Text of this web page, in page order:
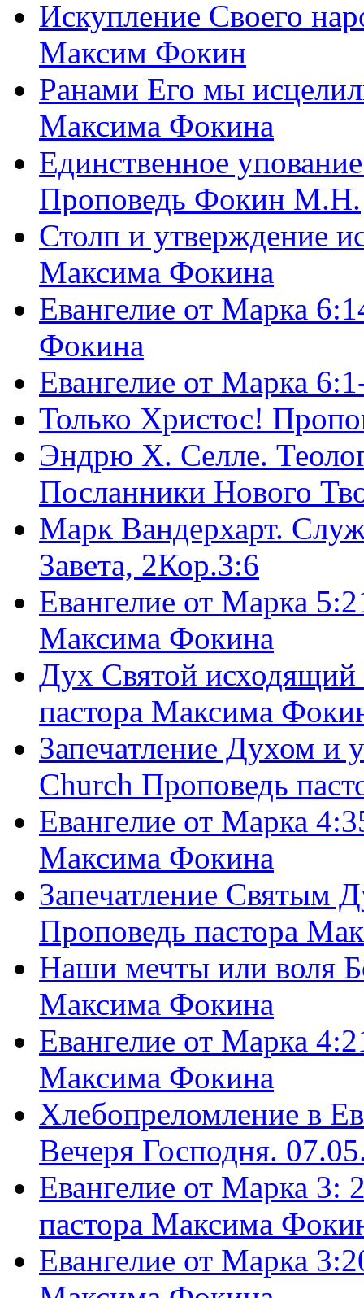
Искупление Своего
Максим Фокин
Ранами Его мы
Максима Фокина
Единственное
Проповедь Фокин М.Н.
Столп и утверждение
Максима Фокина
Евангелие от Марка
Фокина
Евангелие от Марка
Только Христос!
Эндрю Х. Селле.
Посланники Нового
Марк Вандерхарт.
Завета, 2Кор.3:6
Евангелие от Марка
Максима Фокина
Дух Святой
пастора Максима
Запечатление Духом и
Church Проповедь
Евангелие от Марка
Максима Фокина
Запечатление Святым
Проповедь пастора
Наши мечты или воля
Максима Фокина
Евангелие от Марка
Максима Фокина
Хлебопреломление в
Вечеря Господня.
Евангелие от Марка 3:
пастора Максима
Евангелие от Марка